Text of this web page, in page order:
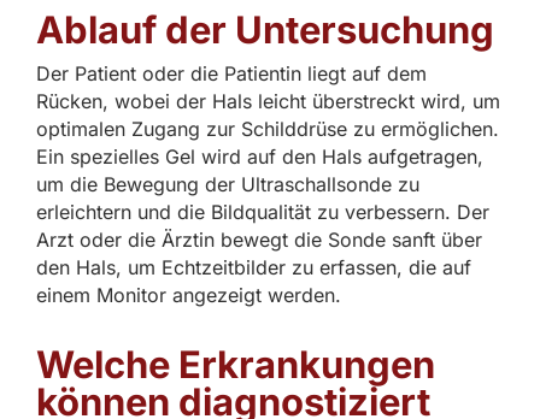
Ablauf der Untersuchung
Der Patient oder die Patientin liegt auf dem
Rücken, wobei der Hals leicht überstreckt wird, um
optimalen Zugang zur Schilddrüse zu ermöglichen.
Ein spezielles Gel wird auf den Hals aufgetragen,
um die Bewegung der Ultraschallsonde zu
erleichtern und die Bildqualität zu verbessern. Der
Arzt oder die Ärztin bewegt die Sonde sanft über
den Hals, um Echtzeitbilder zu erfassen, die auf
einem Monitor angezeigt werden.
Welche Erkrankungen
können diagnostiziert